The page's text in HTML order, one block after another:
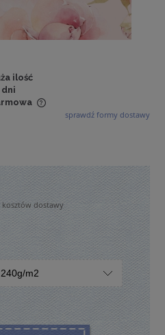
ilość
dni
kosztów płatności
sprawdź formy dostawy
kosztów dostawy